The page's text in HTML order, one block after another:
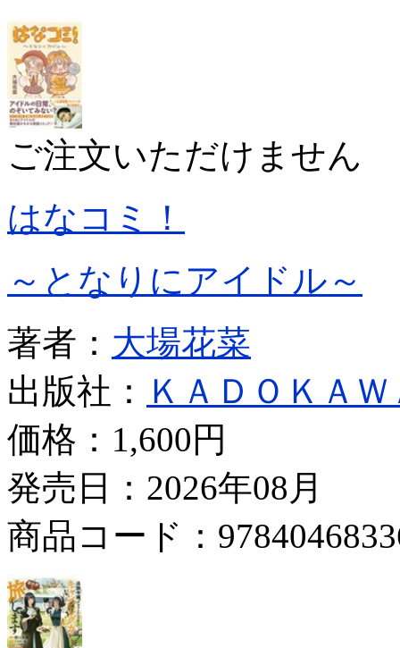
ご注文いただけません
はなコミ！
～となりにアイドル～
著者： 大場花菜
出版社： ＫＡＤＯＫＡＷ
価格： 1,600円
発売日：2026年08月
商品コード：